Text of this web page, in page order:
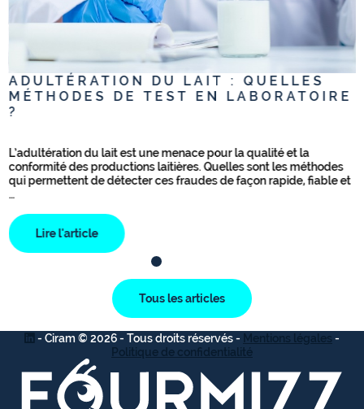
ADULTÉRATION DU LAIT : QUELLES
MÉTHODES DE TEST EN LABORATOIRE
?
L’adultération du lait est une menace pour la qualité et la
conformité des productions laitières. Quelles sont les méthodes
qui permettent de détecter ces fraudes de façon rapide, fiable et
…
Lire l'article
Tous les articles
- Ciram © 2026 - Tous droits réservés - Mentions légales -
Politique de confidentialité